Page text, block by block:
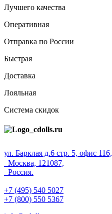
Лучшего качества
Оперативная
Отправка по России
Быстрая
Доставка
Лояльная
Система скидок
ул. Барклая д.6 стр. 5, офис 116,
Москва, 121087,
Россия.
+7 (495) 540 5027
+7 (800) 550 5367